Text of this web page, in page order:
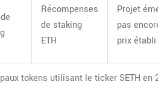
tokens utilisant le ticker SETH en
Récompenses
de staking
ETH
Projet
pas encore
prix établi